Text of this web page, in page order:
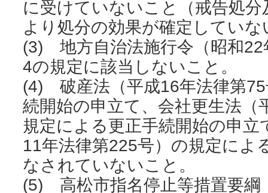
に受けていないこと（戒告処
より処分の効果が確定してい
(3) 地方自治法施行令（昭和22
4の規定に該当しないこと。
(4) 破産法（平成16年法律第
続開始の申立て、会社更生法（
規定による更正手続開始の申立
11年法律第225号）の規定によ
なされていないこと。
(5) 高松市指名停止等措置要綱